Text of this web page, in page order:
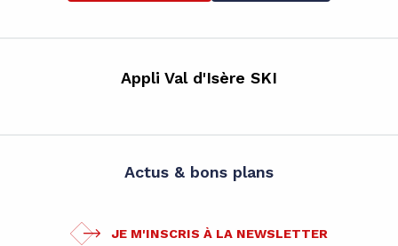
Appli Val d'Isère SKI
Actus & bons plans
JE M'INSCRIS À LA NEWSLETTER